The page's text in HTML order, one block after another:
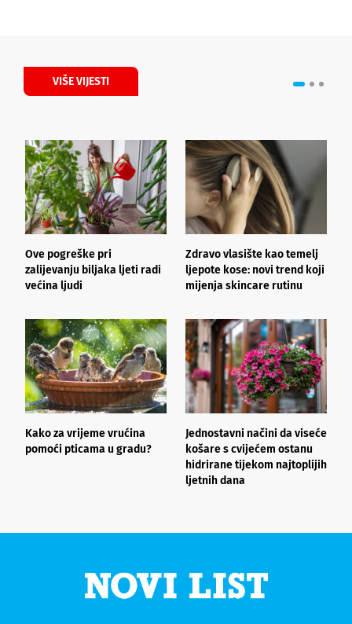
VIŠE VIJESTI
Ove pogreške pri
zalijevanju biljaka ljeti radi
većina ljudi
Zdravo vlasište kao temelj
ljepote kose: novi trend koji
mijenja skincare rutinu
Kako za vrijeme vrućina
pomoći pticama u gradu?
Jednostavni načini da viseće
košare s cvijećem ostanu
hidrirane tijekom najtoplijih
ljetnih dana